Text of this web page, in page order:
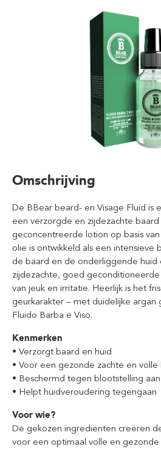
Omschrijving
De BBear beard- en Visage Fluid is
een verzorgde en zijdezachte
geconcentreerde lotion op basis
olie is ontwikkeld als een intensieve
de baard en de onderliggende huid
zijdezachte, goed
van jeuk en irritatie. Heerlijk is het
geurkarakter – met duidelijke argan
Fluido Barba e Viso.
Kenmerken
• Verzorgt baard en huid
• Voor een gezonde zachte en volle
• Beschermd tegen blootstelling
• Helpt huidveroudering tegengaan
Voor wie?
De gekozen ingrediënten creëren
voor een optimaal volle en